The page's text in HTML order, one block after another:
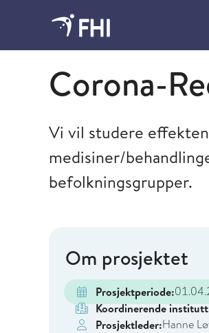
Folkehelseinstituttet
Corona-
Vi vil studere
medisiner/
befolkningsgrupper.
Om prosjektet
Prosjektperiode:
Koordinerende
Prosjektleder:Hanne